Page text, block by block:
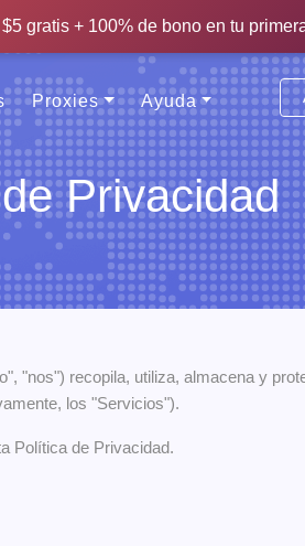
gratis + 20% de bono de primer
gratis + 100% de bono en tu
Proxies Ayuda
Privacidad
"nos") recopila, utiliza, almacena y
los "Servicios").
Política de Privacidad.